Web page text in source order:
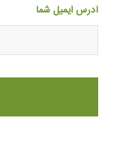
آدرس ایمیل شما